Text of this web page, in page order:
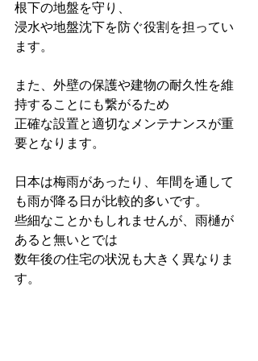
根下の地盤を守り、
浸水や地盤沈下を防ぐ役割を担ってい
ます。
また、外壁の保護や建物の耐久性を維
持することにも繋がるため
正確な設置と適切なメンテナンスが重
要となります。
日本は梅雨があったり、年間を通して
も雨が降る日が比較的多いです。
些細なことかもしれませんが、雨樋が
あると無いとでは
数年後の住宅の状況も大きく異なりま
す。